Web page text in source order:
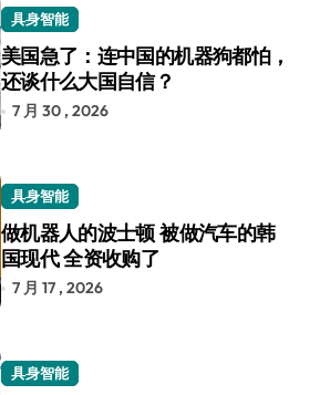
具身智能
美国急了：连中国的机器狗都怕，
还谈什么大国自信？
7 月 30 , 2026
具身智能
做机器人的波士顿 被做汽车的韩
国现代 全资收购了
7 月 17 , 2026
具身智能